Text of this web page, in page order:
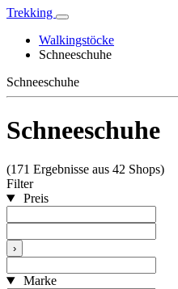
Trekking
Walkingstöcke
Schneeschuhe
Schneeschuhe
Schneeschuhe
(171 Ergebnisse aus 42 Shops)
Filter
Preis
›
Marke